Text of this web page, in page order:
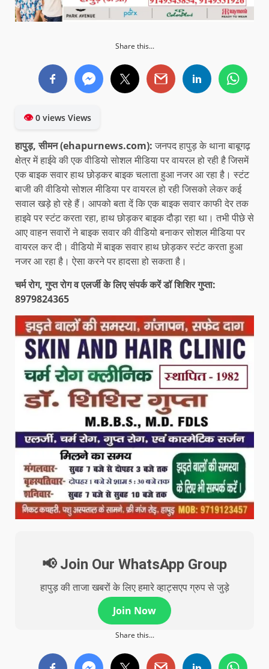
Share this...
👁0 views Views
हापुड़, सीमन (ehapurnews.com): जनपद हापुड़ के थाना बाबूगढ़
क्षेत्र में हाईवे की एक वीडियो सोशल मीडिया पर वायरल हो रही है जिसमें
एक बाइक सवार हाथ छोड़कर बाइक चलाता हुआ नजर आ रहा है। स्टंट
बाजी की वीडियो सोशल मीडिया पर वायरल हो रही जिसको लेकर कई
सवाल खड़े हो रहे हैं। आपको बता दें कि एक बाइक सवार काफी देर तक
हाइवे पर स्टंट करता रहा, हाथ छोड़कर बाइक दौड़ा रहा था। तभी पीछे से
आए वाहन सवारों ने बाइक सवार की वीडियो बनाकर सोशल मीडिया पर
वायरल कर दी। वीडियो में बाइक सवार हाथ छोड़कर स्टंट करता हुआ
नजर आ रहा है। ऐसा करने पर हादसा हो सकता है।
चर्म रोग, गुप्त रोग व एलर्जी के लिए संपर्क करें डॉ शिशिर गुप्ता:
8979824365
📢 Join Our WhatsApp Group
हापुड़ की ताजा खबरों के लिए हमारे व्हाट्सएप ग्रुप से जुड़े
Join Now
Share this...